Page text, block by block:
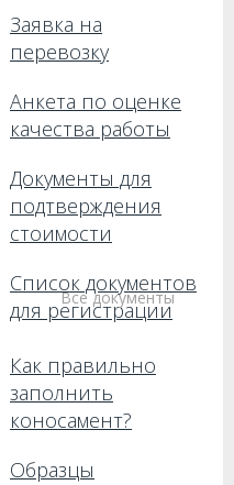
Заявка на
перевозку
Анкета по оценке
качества работы
Документы для
подтверждения
стоимости
Список документов
для регистрации
Все документы
Как правильно
заполнить
коносамент?
Образцы